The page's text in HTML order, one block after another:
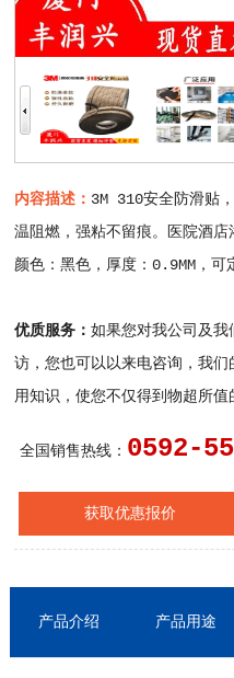
内容描述： 3M 310安全防滑贴
温阻燃，强粘不留痕。医院酒店
颜色：黑色，厚度：0.9MM，可
优质服务：如果您对我公司及
访，您也可以以来电咨询，我
用知识，使您不仅得到物超所值
全国销售热线： 0592-
获取优惠报价
产品介绍 产品用途